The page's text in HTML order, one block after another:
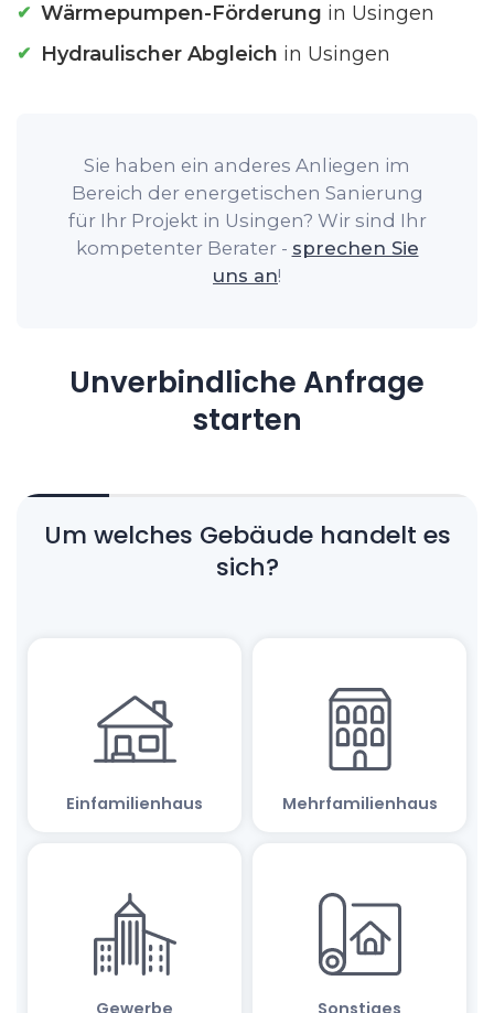
Wärmepumpen-Förderung in Usingen
Hydraulischer Abgleich in Usingen
Sie haben ein anderes Anliegen im
Bereich der energetischen Sanierung
für Ihr Projekt in Usingen? Wir sind Ihr
kompetenter Berater - sprechen Sie
uns an!
Unverbindliche Anfrage
starten